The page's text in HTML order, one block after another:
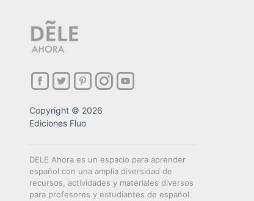
Copyright © 2026
Ediciones Fluo
DELE Ahora es un espacio para aprender
español con una amplia diversidad de
recursos, actividades y materiales diversos
para profesores y estudiantes de español